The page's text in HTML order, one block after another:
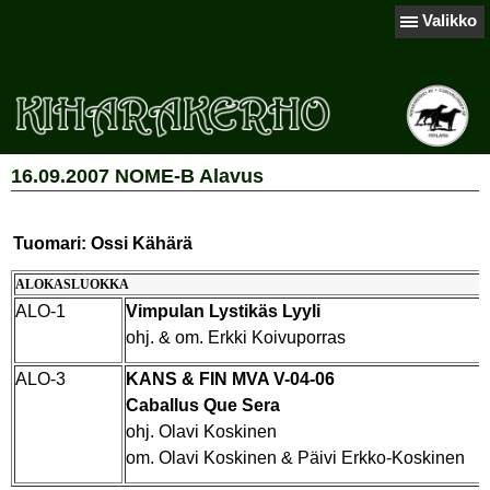
Valikko
16.09.2007 NOME-B Alavus
Tuomari: Ossi Kähärä
ALOKASLUOKKA
ALO-1
Vimpulan Lystikäs Lyyli
ohj. & om. Erkki Koivuporras
ALO-3
KANS & FIN MVA V-04-06
Caballus Que Sera
ohj. Olavi Koskinen
om. Olavi Koskinen & Päivi Erkko-Koskinen